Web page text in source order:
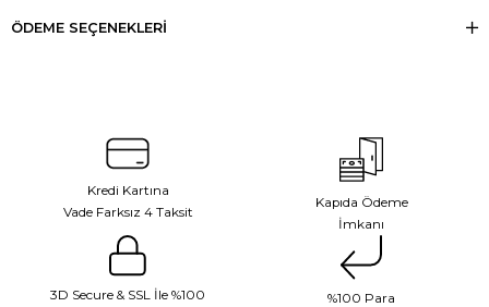
ÖDEME SEÇENEKLERI
Kredi Kartına
Vade Farksız 4 Taksit
Kapıda Ödeme
İmkanı
3D Secure & SSL İle %100
%100 Para